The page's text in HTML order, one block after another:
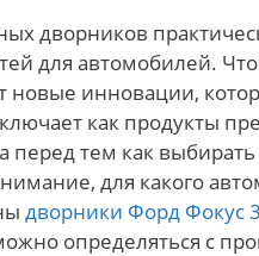
дворников
для автомобилей.
новые инновации,
как продукты
перед тем как выбирать
для какого
дворники Форд Фокус 3
определяться с